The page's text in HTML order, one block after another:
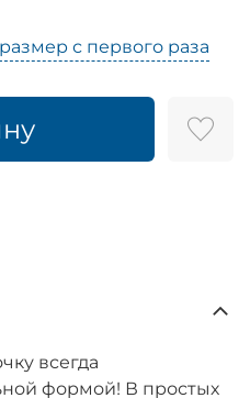
с первого раза
всегда
формой! В простых